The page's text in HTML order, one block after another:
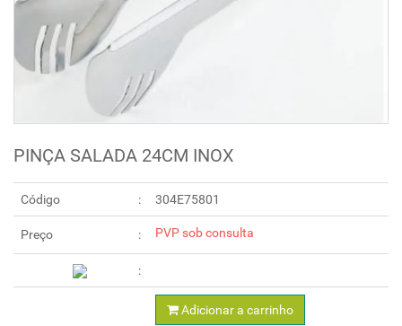
PINÇA SALADA 24CM INOX
Código 304E75801
Preço PVP sob consulta
Adicionar a carrinho